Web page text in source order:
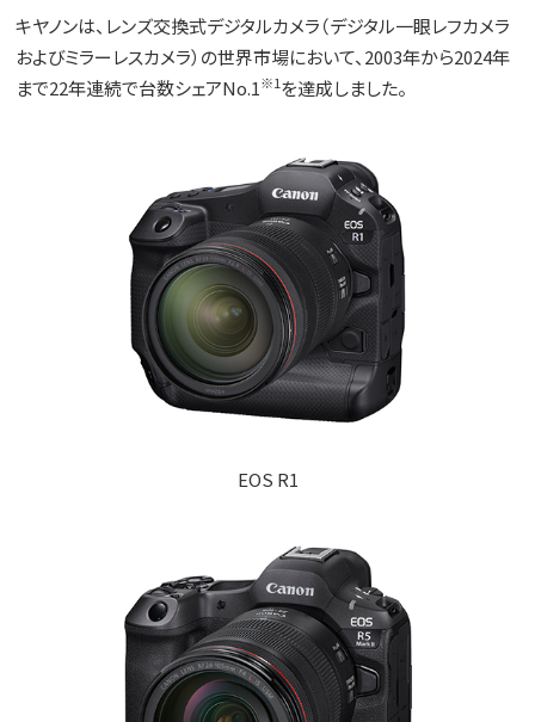
キヤノンは、レンズ交換式デジタルカメラ（デジタル一眼レフカメラ
およびミラーレスカメラ）の世界市場において、2003年から2024年
まで22年連続で台数シェアNo.1※1を達成しました。
EOS R1